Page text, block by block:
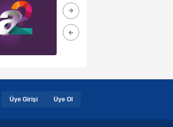
Üye Girişi Üye Ol